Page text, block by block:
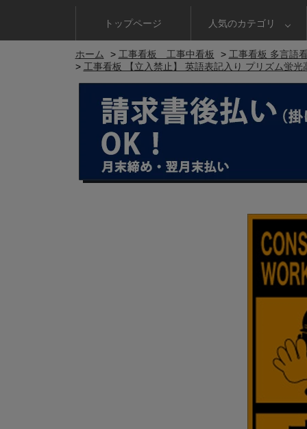
トップページ 人気のカテゴリ
ホーム > 工事看板 工事中看板 > 工事看板 多言語
> 工事看板 【立入禁止】 英語表記入り プリズム蛍